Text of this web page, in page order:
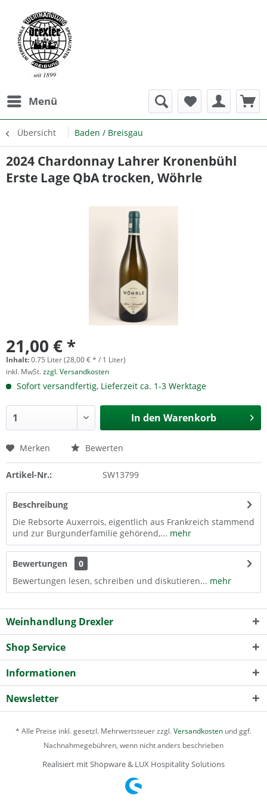
Menü
Übersicht Baden / Breisgau
2024 Chardonnay Lahrer Kronenbühl
Erste Lage QbA trocken, Wöhrle
21,00 € *
Inhalt:0.75 Liter (28,00 € * / 1 Liter)
inkl. MwSt.zzgl. Versandkosten
Sofort versandfertig, Lieferzeit ca. 1-3 Werktage
In den Warenkorb
Merken Bewerten
Artikel-Nr.: SW13799
Beschreibung
Die Rebsorte Auxerrois, eigentlich aus Frankreich stammend
und zur Burgunderfamilie gehörend,... mehr
Bewertungen
0
Bewertungen lesen, schreiben und diskutieren... mehr
Weinhandlung Drexler
Shop Service
Informationen
Newsletter
* Alle Preise inkl. gesetzl. Mehrwertsteuer zzgl.Versandkosten und ggf.
Nachnahmegebühren, wenn nicht anders beschrieben
Realisiert mit Shopware & LUX Hospitality Solutions